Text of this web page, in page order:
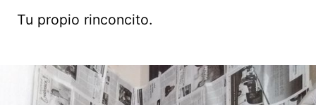
Tu propio rinconcito.